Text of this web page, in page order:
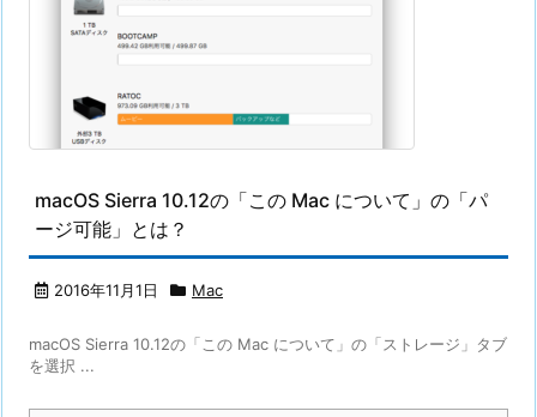
macOS Sierra 10.12の「この Mac について」の「パ
ージ可能」とは？
2016年11月1日 Mac
macOS Sierra 10.12の「この Mac について」の「ストレージ」タブ
を選択 ...